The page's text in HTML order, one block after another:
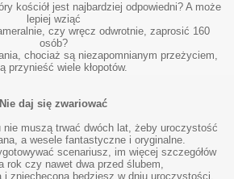
kościół jest najbardziej odpowiedni? A może
lepiej wziąć
czy wręcz odwrotnie, zaprosić 160
osób?
chociaż są niezapomnianym przeżyciem,
przynieść wiele kłopotów.
Nie daj się zwariować
nie muszą trwać dwóch lat, żeby uroczystość
a wesele fantastyczne i oryginalne.
scenariusz, im więcej szczegółów
rok czy nawet dwa przed ślubem,
i zniechęcona będziesz w dniu uroczystości.